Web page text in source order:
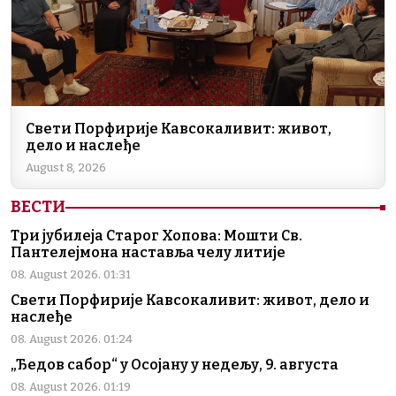
Свети Порфирије Кавсокаливит: живот,
дело и наслеђе
August 8, 2026
ВЕСТИ
Три јубилеја Старог Хопова: Мошти Св.
Пантелејмона наставља челу литије
08. August 2026. 01:31
Свети Порфирије Кавсокаливит: живот, дело и
наслеђе
08. August 2026. 01:24
„Ђедов сабор“ у Осојану у недељу, 9. августа
08. August 2026. 01:19